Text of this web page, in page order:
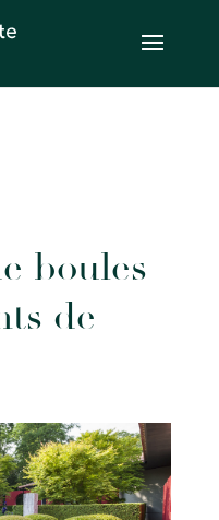
boules
de